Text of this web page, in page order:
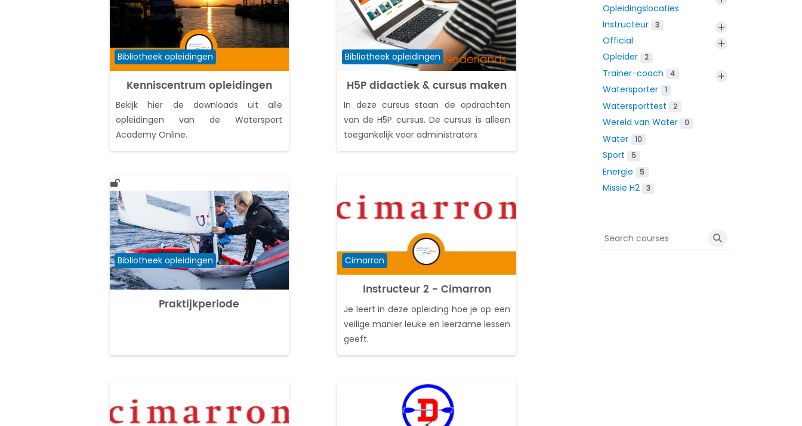
Kenniscentrum opleidingen
Cursuscategorie
Bibliotheek opleidingen
Bekijk hier de downloads uit alle
opleidingen van de Watersport
Academy Online.
H5P didactiek & cursus maken
Cursuscategorie
Bibliotheek opleidingen
In deze cursus staan de opdrachten
van de H5P cursus. De cursus is alleen
toegankelijk voor administrators
Praktijkperiode
Cursuscategorie
Bibliotheek opleidingen
Instructeur 2 - Cimarron
Cursuscategorie
Cimarron
Je leert in deze opleiding hoe je op een
veilige manier leuke en leerzame lessen
geeft.
Opleidingslocaties
Instructeur 3 +
Official +
Opleider 2
Trainer-coach 4 +
Watersporter 1
Watersporttest 2
Wereld van Water 0
Water 10
Sport 5
Energie 5
Missie H2 3
Search courses
Search courses